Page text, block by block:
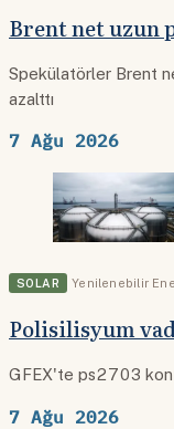
Brent net uzun
Spekülatörler Brent
azalttı
7 Ağu 2026
SOLAR Yenilenebilir
Polisilisyum
GFEX'te ps2703
7 Ağu 2026